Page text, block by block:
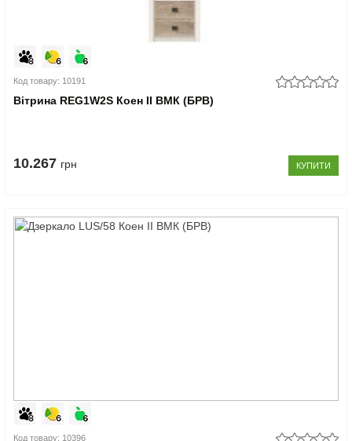
Код товару: 10191
Вітрина REG1W2S Коен II ВМК (БРВ)
10.267 грн КУПИТИ
Код товару: 10396